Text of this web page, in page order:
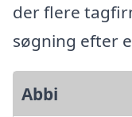
der flere
søgning efter
Abbi